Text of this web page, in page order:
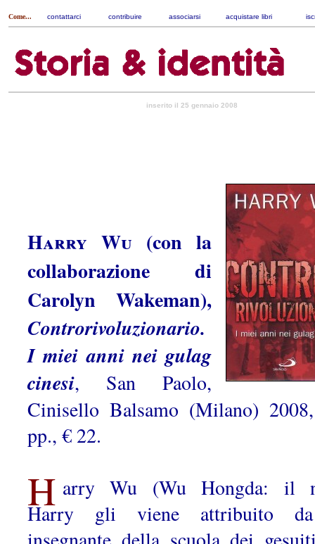
Come... contattarci contribuire associarsi acquistare libri
inserito il 25 gennaio 2008
Harry Wu (con la
colla­bora­zione di
Carolyn Wakeman),
Controrivoluzionario.
I miei anni nei gulag
cinesi, San Paolo,
Cinisello Balsamo (Milano)
pp., € 22.
H arry Wu (Wu Hongda: il
Harry gli viene attribuito